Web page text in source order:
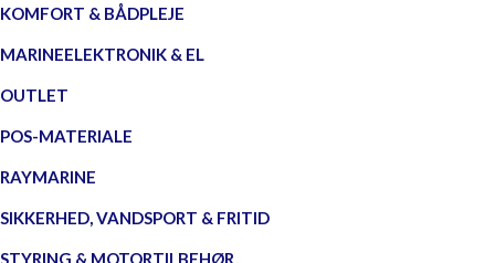
KOMFORT & BÅDPLEJE
MARINEELEKTRONIK & EL
OUTLET
POS-MATERIALE
RAYMARINE
SIKKERHED, VANDSPORT & FRITID
STYRING & MOTORTILBEHØR